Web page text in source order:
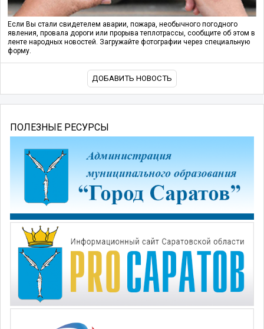
Если Вы стали свидетелем аварии, пожара, необычного погодного
явления, провала дороги или прорыва теплотрассы, сообщите об этом в
ленте народных новостей. Загружайте фотографии через специальную
форму.
ДОБАВИТЬ НОВОСТЬ
ПОЛЕЗНЫЕ РЕСУРСЫ